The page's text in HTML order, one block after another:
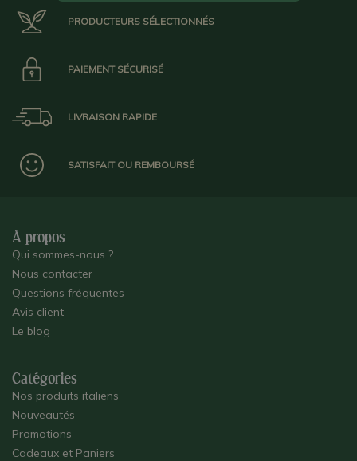
PRODUCTEURS SÉLECTIONNÉS
PAIEMENT SÉCURISÉ
LIVRAISON RAPIDE
SATISFAIT OU REMBOURSÉ
À propos
Qui sommes-nous ?
Nous contacter
Questions fréquentes
Avis client
Le blog
Catégories
Nos produits italiens
Nouveautés
Promotions
Cadeaux et Paniers